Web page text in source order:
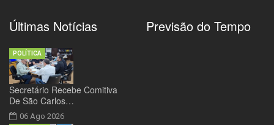
Últimas Notícias
Secretário Recebe Comitiva
De São Carlos…
06 Ago 2026
POLÍTICA
Previsão do Tempo